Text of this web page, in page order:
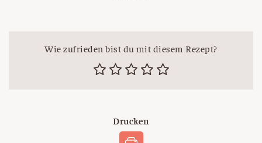
Wie zufrieden bist du mit diesem Rezept?
Drucken